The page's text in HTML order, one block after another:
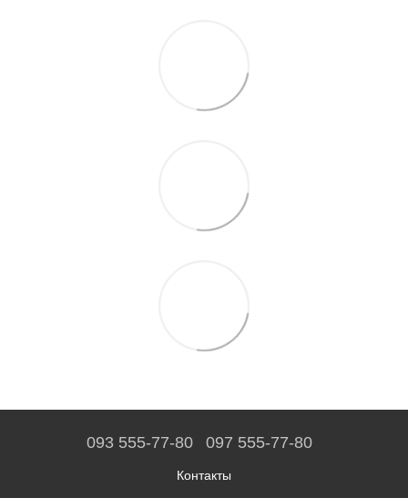
093 555-77-80 097 555-77-80
Контакты